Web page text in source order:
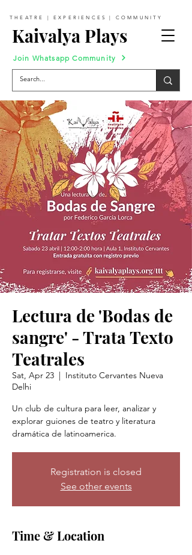
Kaivalya Plays
THEATRE | EXPERIENCES | COMMUNITY
Join Whatsapp Community
Lectura de 'Bodas de
sangre' - Trata Texto
Teatrales
Sat, Apr 23
  |
Instituto Cervantes Nueva
Delhi
Un club de cultura para leer, analizar y
explorar guiones de teatro y literatura
Registration is closed
See other events
Time & Location